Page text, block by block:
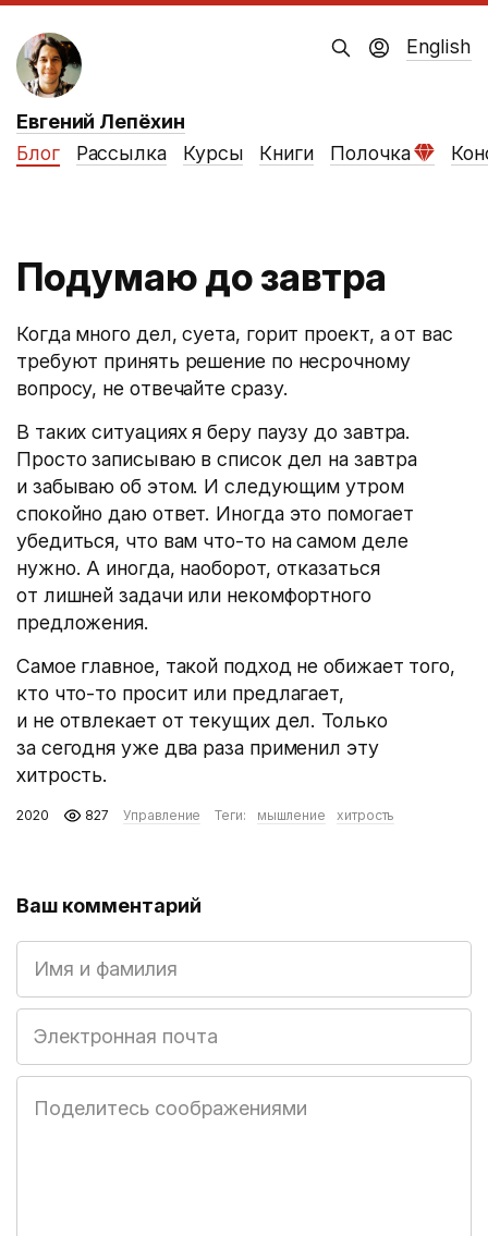
Евгений Лепёхин
Блог
Рассылка Курсы Книги Полочка
English
Подумаю до завтра
Когда много дел, суета, горит проект, а от вас
требуют принять решение по несрочному
вопросу, не отвечайте сразу.
В таких ситуациях я беру паузу до завтра.
Просто записываю в список дел на завтра
и забываю об этом. И следующим утром
спокойно даю ответ. Иногда это помогает
убедиться, что вам что-то на самом деле
нужно. А иногда, наоборот, отказаться
от лишней задачи или некомфортного
предложения.
Самое главное, такой подход не обижает того,
кто что-то просит или предлагает,
и не отвлекает от текущих дел. Только
за сегодня уже два раза применил эту
хитрость.
2020 827 Управление Теги: мышление хитрость
Ваш комментарий